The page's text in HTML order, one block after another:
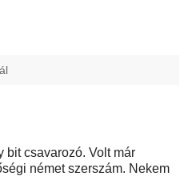
bit csavarozó. Volt már
német szerszám. Nekem